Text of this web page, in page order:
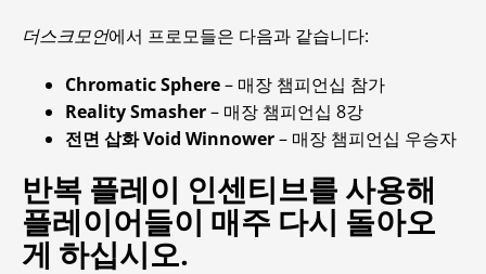
더스크모언에서 프로모들은 다음과 같습니다:
Chromatic Sphere– 매장 챔피언십 참가
Reality Smasher– 매장 챔피언십 8강
전면 삽화 Void Winnower– 매장 챔피언십 우승자
반복 플레이 인센티브를 사용해
플레이어들이 매주 다시 돌아오
게 하십시오.